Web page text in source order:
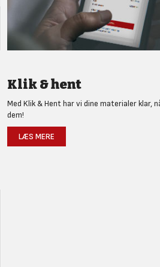
Klik & hent
Med Klik & Hent har vi dine materialer klar,
dem!
LÆS MERE